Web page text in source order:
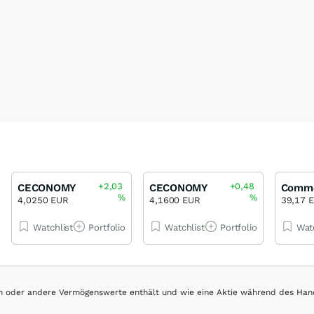
CECONOMY
4,0250 EUR
+2,03
%
Watchlist Portfolio
CECONOMY
4,1600 EUR
+0,48
%
Watchlist Portfolio
39,17
andere Vermögenswerte enthält und wie eine Aktie während des